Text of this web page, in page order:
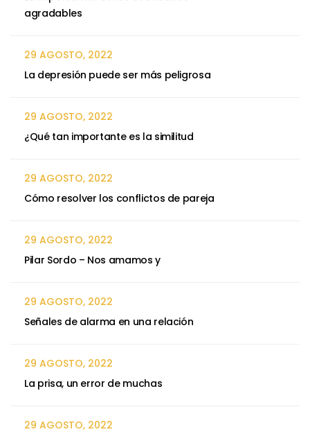
agradables
29 AGOSTO, 2022
La depresión puede ser más peligrosa
29 AGOSTO, 2022
¿Qué tan importante es la similitud
29 AGOSTO, 2022
Cómo resolver los conflictos de pareja
29 AGOSTO, 2022
Pilar Sordo – Nos amamos y
29 AGOSTO, 2022
Señales de alarma en una relación
29 AGOSTO, 2022
La prisa, un error de muchas
29 AGOSTO, 2022